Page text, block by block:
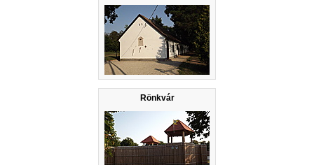
Rönkvár